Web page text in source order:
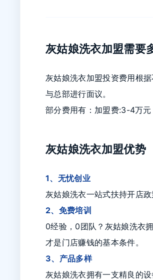
灰姑娘洗衣加盟需要
灰姑娘洗衣加盟投资费用根
与总部进行面议。
部分费用有：加盟费:3-4万元
灰姑娘洗衣加盟优势
1、无忧创业
灰姑娘洗衣一站式扶持开店
2、免费培训
0经验，0团队？灰姑娘洗衣
才是门店赚钱的基本条件。
3、产品多样
灰姑娘洗衣拥有一支精良的